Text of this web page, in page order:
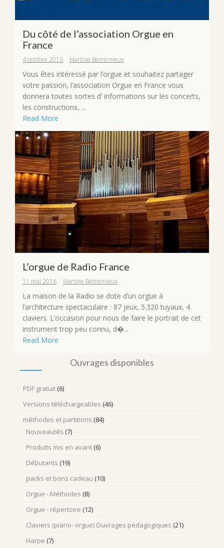
Du côté de l’association Orgue en
France
4 octobre 2016 Martine Betremieux
Vous êtes intéressé par l’orgue et souhaitez partager
votre passion, l’association Orgue en France vous
donnera toutes sortes d’ informations sur les concerts,
les constructions, ...
Read More
L’orgue de Radio France
11 mai 2016 Martine Betremieux
La maison de la Radio se dote d’un orgue à
l’architecture spectaculaire : 87 jeux, 5.320 tuyaux, 4
claviers. L’occasion pour nous de faire le portrait de cet
instrument trop peu connu, d�...
Read More
Ouvrages disponibles
PDF gratuit (6)
Versions téléchargeables (46)
méthodes et partitions (84)
Nouveautés (7)
Produits mis en avant (6)
Débutants (19)
packs et bons cadeau (10)
Orgue - Méthodes (8)
Orgue - répertoire (12)
Claviers (piano- orgue) Ouvrages pédagogiques (21)
Harpe (7)